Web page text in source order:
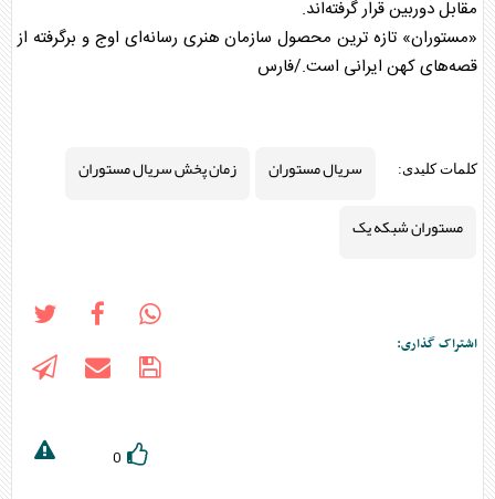
مقابل دوربین قرار گرفته‌اند.
«مستوران» تازه ترین محصول سازمان هنری رسانه‌ای اوج و برگرفته از
قصه‌های کهن ایرانی است./فارس
کلمات کلیدی: سریال مستوران
زمان پخش سریال مستوران
مستوران شبکه یک
اشتراک گذاری:
0